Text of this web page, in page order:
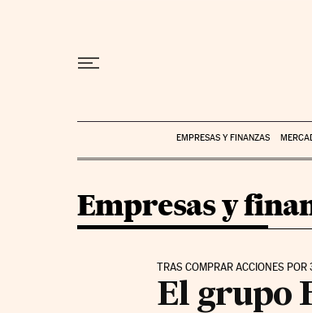
EMPRESAS Y FINANZAS
Empresas y
TRAS COMPRAR ACCIONES
El grupo